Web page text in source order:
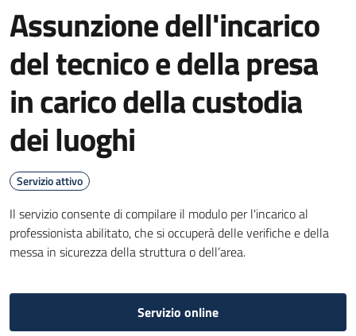
Assunzione dell'incarico
del tecnico e della presa
in carico della custodia
dei luoghi
Servizio attivo
Il servizio consente di compilare il modulo per l'incarico al
professionista abilitato, che si occuperà delle verifiche e della
messa in sicurezza della struttura o dell’area.
Servizio online